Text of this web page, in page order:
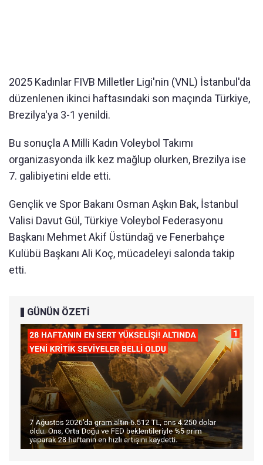
2025 Kadınlar FIVB Milletler Ligi'nin (VNL) İstanbul'da
düzenlenen ikinci haftasındaki son maçında Türkiye,
Brezilya'ya 3-1 yenildi.
Bu sonuçla A Milli Kadın Voleybol Takımı
organizasyonda ilk kez mağlup olurken, Brezilya ise
7. galibiyetini elde etti.
Gençlik ve Spor Bakanı Osman Aşkın Bak, İstanbul
Valisi Davut Gül, Türkiye Voleybol Federasyonu
Başkanı Mehmet Akif Üstündağ ve Fenerbahçe
Kulübü Başkanı Ali Koç, mücadeleyi salonda takip
etti.
GÜNÜN ÖZETİ